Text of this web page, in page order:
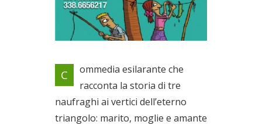
Tre naufraghi ai vertici
dell’eterno triangolo: marito,
moglie e amante della moglie
Dal 30/03/2019 al
31/03/2019
C
ommedia esilarante che
racconta la storia di tre
naufraghi ai vertici dell’eterno
triangolo: marito, moglie e amante